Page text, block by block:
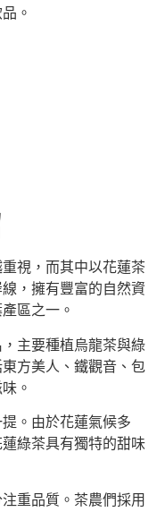
。
視，而其中以花蓮茶
，擁有豐富的自然資
區之一。
主要種植烏龍茶與綠
方美人、鐵觀音、包
。
。由於花蓮氣候多
綠茶具有獨特的甜味
重品質。茶農們採用